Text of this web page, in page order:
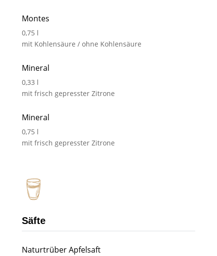
Montes
0,75 l
mit Kohlensäure / ohne Kohlensäure
Mineral
0,33 l
mit frisch gepresster Zitrone
Mineral
0,75 l
mit frisch gepresster Zitrone
Säfte
Naturtrüber Apfelsaft